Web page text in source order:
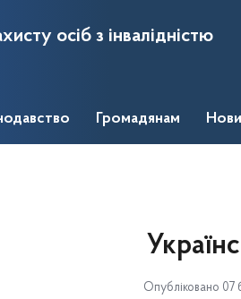
осіб з інвалідністю
Громадянам
Опубліковано